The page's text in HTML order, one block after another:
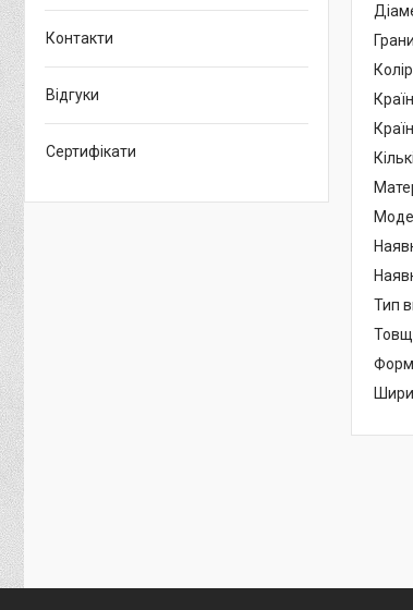
Тип
Контакти
Відгуки
Сертифікати